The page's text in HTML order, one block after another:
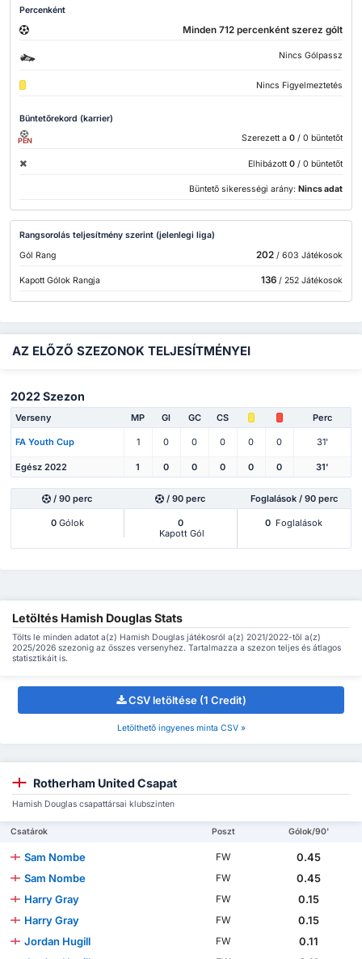
Percenként
Minden 712 percenként szerez gólt
Nincs Gólpassz
Nincs Figyelmeztetés
Büntetőrekord (karrier)
PEN Szerezett a 0 / 0 büntetőt
Elhibázott 0 / 0 büntetőt
Büntető sikerességi arány: Nincs adat
Rangsorolás teljesítmény szerint (jelenlegi liga)
Gól Rang
202/ 603 Játékosok
Kapott Gólok Rangja 136/ 252 Játékosok
AZ ELŐZŐ SZEZONOK TELJESÍTMÉNYEI
2022 Szezon
Verseny MP Gl GC CS Perc
FA Youth Cup 1 0 0 0 0 0 31'
Egész 2022 1 0 0 0 0 0 31'
/ 90 perc / 90 perc Foglalások / 90 perc
0Gólok
0
Kapott Gól
0 Foglalások
Letöltés Hamish Douglas Stats
Tölts le minden adatot a(z) Hamish Douglas játékosról a(z) 2021/2022-től a(z)
2025/2026 szezonig az összes versenyhez. Tartalmazza a szezon teljes és átlagos
statisztikáit is.
CSV letöltése (1 Credit)
Letölthető ingyenes minta CSV »
Rotherham United Csapat
Hamish Douglas csapattársai klubszinten
Csatárok Poszt Gólok/90'
Sam Nombe FW
0.45
Sam Nombe
FW
0.45
Harry Gray
FW
0.15
Harry Gray
FW
0.15
Jordan Hugill
FW
0.11